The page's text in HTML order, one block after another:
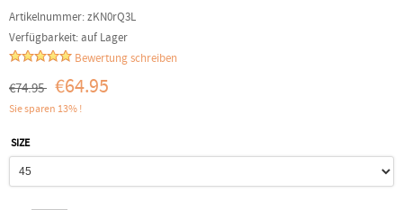
Artikelnummer:zKN0rQ3L
Verfügbarkeit:auf Lager
Bewertung schreiben
€74.95 €64.95
Sie sparen 13% !
SIZE